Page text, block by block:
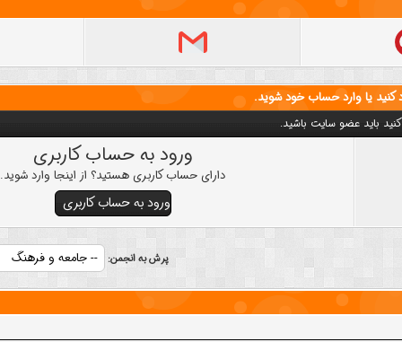
کنید یا وارد حساب خود شوید.
کنید باید عضو سایت باشید.
ورود به حساب کاربری
دارای حساب کاربری هستید؟ از اینجا وارد شوید.
ورود به حساب کاربری
پرش به انجمن: